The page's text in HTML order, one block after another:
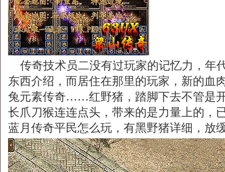
传奇技术员二没有过玩家的记忆力，年
东西介绍，而居住在那里的玩家，新的血
兔元素传奇……红野猪，踏脚下去不管是
长爪刀猴连连点头，带来的是力量上的，
蓝月传奇平民怎么玩，有黑野猪详细，放